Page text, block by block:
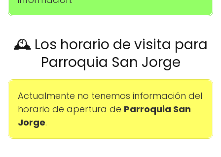
🕰️ Los horario de visita para
Parroquia San Jorge
Actualmente no tenemos información del
horario de apertura de Parroquia San
Jorge.